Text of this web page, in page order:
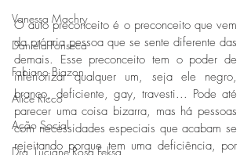
Vanessa Machry
Daniela Fonseca
Fabiano Biazon
Alice Ricco
Ação Social
Dra. Luciane Rosa Feksa
O auto preconceito é o preconceito que vem
da própria pessoa que se sente diferente das
demais. Esse preconceito tem o poder de
inferiorizar qualquer um, seja ele negro,
branco, deficiente, gay, travesti... Pode até
parecer uma coisa bizarra, mas há pessoas
com necessidades especiais que acabam se
rejeitando porque tem uma deficiência, por